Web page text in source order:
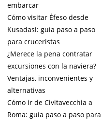
embarcar
Cómo visitar Éfeso desde
Kusadasi: guía paso a paso
para cruceristas
¿Merece la pena contratar
excursiones con la naviera?
Ventajas, inconvenientes y
alternativas
Cómo ir de Civitavecchia a
Roma: guía paso a paso para